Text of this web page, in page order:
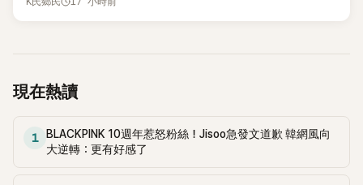
現在熱讀
1
BLACKPINK 10週年惹怒粉絲！Jisoo急發文道歉 韓網風向
大逆轉：更有好感了